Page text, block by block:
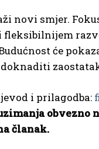
novi smjer.
fleksibilnijem
će
i prilagodba:
obvezno
članak.